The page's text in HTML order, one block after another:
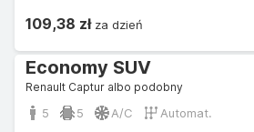
109,38 złza dzień
Economy SUV
Renault Captur albo podobny
5 5 A/C Automat.